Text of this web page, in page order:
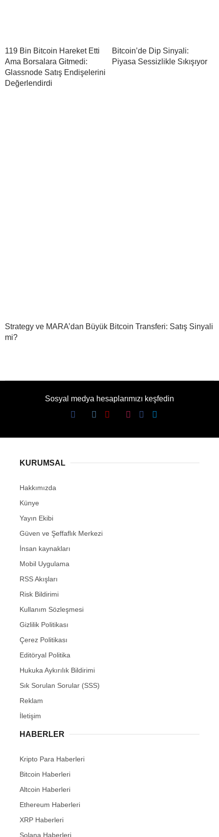
119 Bin Bitcoin Hareket Etti
Ama Borsalara Gitmedi:
Glassnode Satış Endişelerini
Değerlendirdi
Bitcoin’de Dip Sinyali:
Piyasa Sessizlikle Sıkışıyor
Strategy ve MARA’dan Büyük Bitcoin Transferi: Satış Sinyali
mi?
Sosyal medya hesaplarımızı keşfedin
KURUMSAL
Hakkımızda
Künye
Yayın Ekibi
Güven ve Şeffaflık Merkezi
İnsan kaynakları
Mobil Uygulama
RSS Akışları
Risk Bildirimi
Kullanım Sözleşmesi
Gizlilik Politikası
Çerez Politikası
Editöryal Politika
Hukuka Aykırılık Bildirimi
Sık Sorulan Sorular (SSS)
Reklam
İletişim
HABERLER
Kripto Para Haberleri
Bitcoin Haberleri
Altcoin Haberleri
Ethereum Haberleri
XRP Haberleri
Solana Haberleri